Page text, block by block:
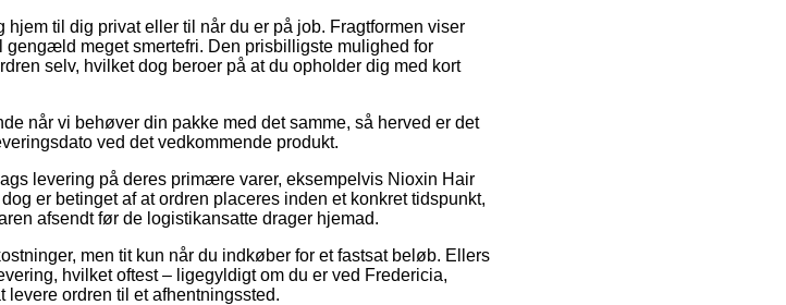
til dig privat eller til når du er på job. Fragtformen viser
meget smertefri. Den prisbilligste mulighed for
selv, hvilket dog beroer på at du opholder dig med kort
når vi behøver din pakke med det samme, så herved er det
ved det vedkommende produkt.
levering på deres primære varer, eksempelvis Nioxin Hair
er betinget af at ordren placeres inden et konkret tidspunkt,
afsendt før de logistikansatte drager hjemad.
men tit kun når du indkøber for et fastsat beløb. Ellers
hvilket oftest – ligegyldigt om du er ved Fredericia,
levere ordren til et afhentningssted.